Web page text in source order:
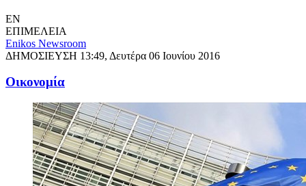
EN
ΕΠΙΜΕΛΕΙΑ
Enikos Newsroom
ΔΗΜΟΣΙΕΥΣΗ 13:49, Δευτέρα 06 Ιουνίου 2016
Oικονομία